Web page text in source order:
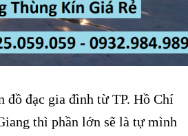
đồ đạc gia đình từ TP. Hồ Chí
thì phần lớn sẽ là tự mình